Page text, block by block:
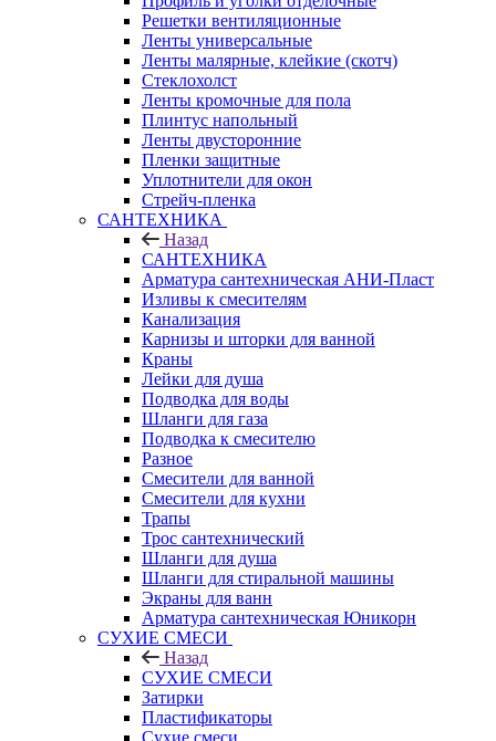
Решетки вентиляционные
Ленты универсальные
Ленты малярные, клейкие (скотч)
Стеклохолст
Ленты кромочные для пола
Плинтус напольный
Ленты двусторонние
Пленки защитные
Уплотнители для окон
Стрейч-пленка
САНТЕХНИКА
Назад
САНТЕХНИКА
Арматура сантехническая АНИ-Пласт
Изливы к смесителям
Канализация
Карнизы и шторки для ванной
Краны
Лейки для душа
Подводка для воды
Шланги для газа
Подводка к смесителю
Разное
Смесители для ванной
Смесители для кухни
Трапы
Трос сантехнический
Шланги для душа
Шланги для стиральной машины
Экраны для ванн
Арматура сантехническая Юникорн
СУХИЕ СМЕСИ
Назад
СУХИЕ СМЕСИ
Затирки
Пластификаторы
Сухие смеси